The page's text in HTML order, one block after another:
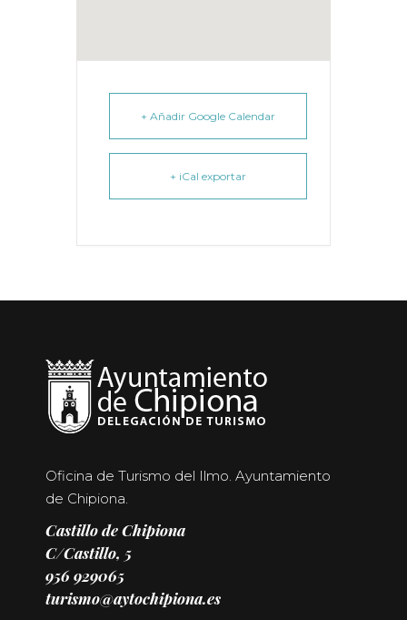
+ Añadir Google Calendar
+ iCal exportar
Oficina de Turismo del Ilmo. Ayuntamiento
de Chipiona.
Castillo de Chipiona
C/Castillo, 5
956 929065
turismo@aytochipiona.es